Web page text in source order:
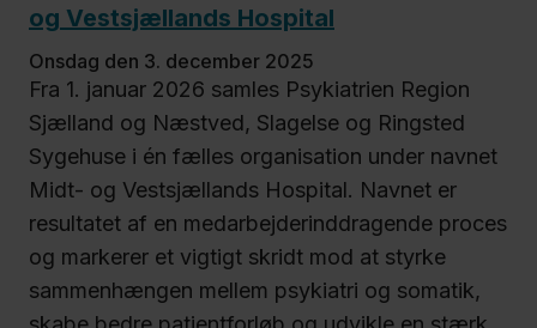
og Vestsjællands Hospital
onsdag den 3. december 2025
Fra 1. januar 2026 samles Psykiatrien Region
Sjælland og Næstved, Slagelse og Ringsted
Sygehuse i én fælles organisation under navnet
Midt- og Vestsjællands Hospital. Navnet er
resultatet af en medarbejderinddragende proces
og markerer et vigtigt skridt mod at styrke
sammenhængen mellem psykiatri og somatik,